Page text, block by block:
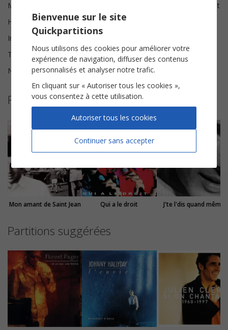
Musique
Gérard Presgurvic, Roger Poulet
Harmonisation
Brice Legée
Instrumentation
Tonalité
Sol majeur
Nombre de pages
10
Plus de partitions de Patrick Bruel
Mon amant de Saint Jean Qui a le droit J'te l'dis quand même
Partitions suggérées
Bienvenue sur le site
Quickpartitions
Nous utilisons des cookies pour améliorer votre
expérience de navigation, diffuser des contenus
personnalisés et analyser notre trafic.
En cliquant sur « Autoriser tous les cookies »,
vous consentez à cette utilisation.
Continuer sans accepter
Autoriser tous les cookies